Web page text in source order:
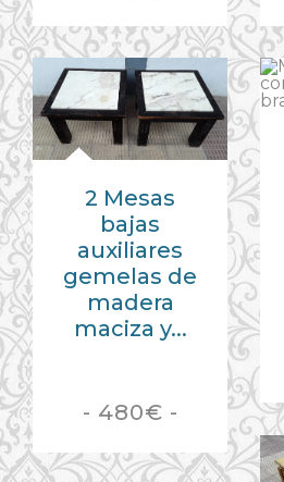
2 Mesas
bajas
auxiliares
gemelas de
madera
maciza y...
- 480€ -